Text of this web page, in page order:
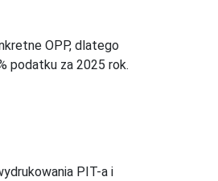
OPP, dlatego
podatku za 2025 rok.
PIT-a i